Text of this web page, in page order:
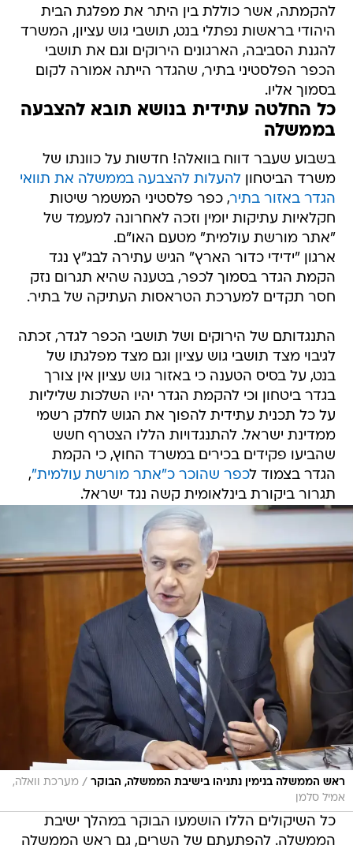
להקמתה, אשר כוללת בין היתר את מפלגת הבית
היהודי בראשות נפתלי בנט, תושבי גוש עציון, המשרד
להגנת הסביבה, הארגונים הירוקים וגם את תושבי
הכפר הפלסטיני בתיר, שהגדר הייתה אמורה לקום
בסמוך אליו.
כל החלטה עתידית בנושא תובא להצבעה
בממשלה
בשבוע שעבר דווח בוואלה! חדשות על כוונתו של
משרד הביטחוןלהעלות להצבעה בממשלה את תוואי
הגדר באזור בתיר, כפר פלסטיני המשמר שיטות
חקלאיות עתיקות יומין וזכה לאחרונה למעמד של
"אתר מורשת עולמית" מטעם האו"ם.
ארגון "ידידי כדור הארץ" הגיש עתירה לבג"ץ נגד
הקמת הגדר בסמוך לכפר, בטענה שהיא תגרום נזק
חסר תקדים למערכת הטראסות העתיקה של בתיר.
התנגדותם של הירוקים ושל תושבי הכפר לגדר, זכתה
לגיבוי מצד תושבי גוש עציון וגם מצד מפלגתו של
בנט, על בסיס הטענה כי באזור גוש עציון אין צורך
בגדר ביטחון וכי להקמת הגדר יהיו השלכות שליליות
על כל תכנית עתידית להפוך את הגוש לחלק רשמי
ממדינת ישראל. להתנגדויות הללו הצטרף חשש
שהביעו פקידים בכירים במשרד החוץ, כי הקמת
הגדר בצמוד לכפר שהוכר כ"אתר מורשת עולמית",
תגרור ביקורת בינלאומית קשה נגד ישראל.
ראש הממשלה בנימין נתניהו בישיבת הממשלה, הבוקר / מערכת וואלה,
אמיל סלמן
כל השיקולים הללו הושמעו הבוקר במהלך ישיבת
הממשלה. להפתעתם של השרים, גם ראש הממשלה